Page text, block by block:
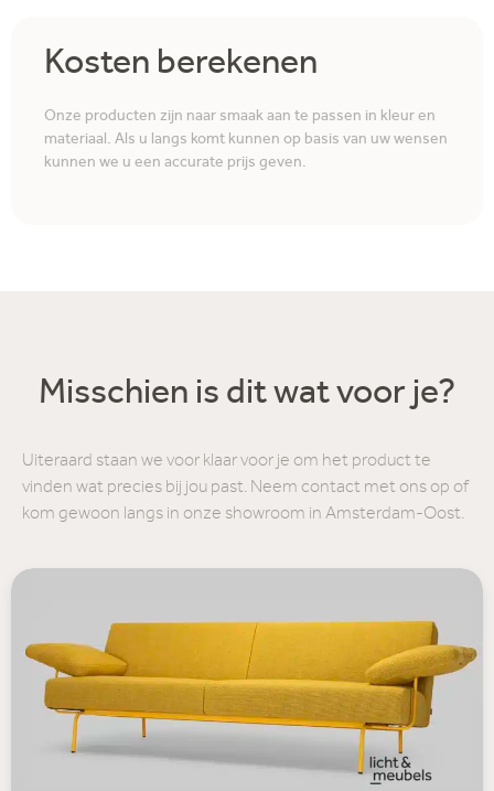
Kosten berekenen
Onze producten zijn naar smaak aan te passen in kleur en
materiaal. Als u langs komt kunnen op basis van uw wensen
kunnen we u een accurate prijs geven.
Misschien is dit wat voor je?
Uiteraard staan we voor klaar voor je om het product te
vinden wat precies bij jou past. Neem contact met ons op of
kom gewoon langs in onze showroom in Amsterdam-Oost.